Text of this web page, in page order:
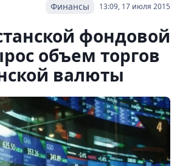
13:09, 17 июля 2015
Финансы
фондовой
объем торгов
валюты